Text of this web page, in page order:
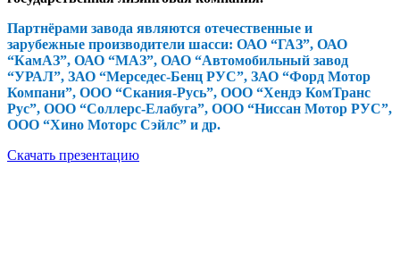
Партнёрами завода являются отечественные и
зарубежные производители шасси: ОАО “ГАЗ”, ОАО
“КамАЗ”, ОАО “МАЗ”, ОАО “Автомобильный завод
“УРАЛ”, ЗАО “Мерседес-Бенц РУС”, ЗАО “Форд Мотор
Компани”, ООО “Скания-Русь”, ООО “Хендэ КомТранс
Рус”, ООО “Соллерс-Елабуга”, ООО “Ниссан Мотор РУС”,
ООО “Хино Моторс Сэйлс” и др.
Скачать презентацию